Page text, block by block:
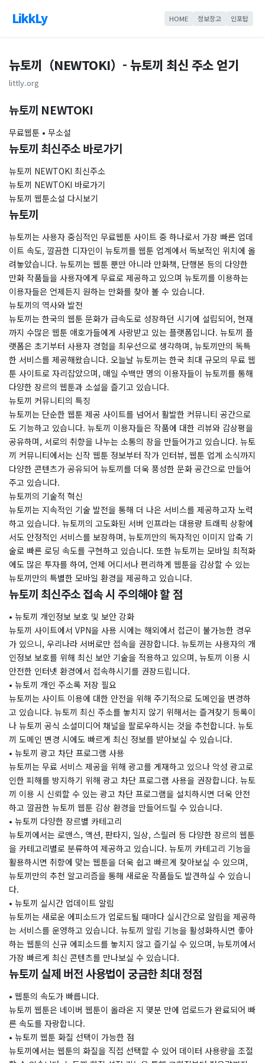
LikkLy HOME 정보창고 인포탑
뉴토끼（NEWTOKI）- 뉴토끼 최신 주소 얻기
littly.org
뉴토끼 NEWTOKI
무료웹툰 • 무소설
뉴토끼 최신주소 바로가기
뉴토끼 NEWTOKI 최신주소
뉴토끼 NEWTOKI 바로가기
뉴토끼 웹툰소설 다시보기
뉴토끼
뉴토끼는 사용자 중심적인 무료웹툰 사이트 중 하나로서 가장 빠른 업데
이트 속도, 깔끔한 디자인이 뉴토끼를 웹툰 업계에서 독보적인 위치에 올
려놓았습니다. 뉴토끼는 웹툰 뿐만 아니라 만화책, 단행본 등의 다양한
만화 작품들을 사용자에게 무료로 제공하고 있으며 뉴토끼를 이용하는
이용자들은 언제든지 원하는 만화를 찾아 볼 수 있습니다.
뉴토끼의 역사와 발전
뉴토끼는 한국의 웹툰 문화가 급속도로 성장하던 시기에 설립되어, 현재
까지 수많은 웹툰 애호가들에게 사랑받고 있는 플랫폼입니다. 뉴토끼 플
랫폼은 초기부터 사용자 경험을 최우선으로 생각하며, 뉴토끼만의 독특
한 서비스를 제공해왔습니다. 오늘날 뉴토끼는 한국 최대 규모의 무료 웹
툰 사이트로 자리잡았으며, 매일 수백만 명의 이용자들이 뉴토끼를 통해
다양한 장르의 웹툰과 소설을 즐기고 있습니다.
뉴토끼 커뮤니티의 특징
뉴토끼는 단순한 웹툰 제공 사이트를 넘어서 활발한 커뮤니티 공간으로
도 기능하고 있습니다. 뉴토끼 이용자들은 작품에 대한 리뷰와 감상평을
공유하며, 서로의 취향을 나누는 소통의 장을 만들어가고 있습니다. 뉴토
끼 커뮤니티에서는 신작 웹툰 정보부터 작가 인터뷰, 웹툰 업계 소식까지
다양한 콘텐츠가 공유되어 뉴토끼를 더욱 풍성한 문화 공간으로 만들어
주고 있습니다.
뉴토끼의 기술적 혁신
뉴토끼는 지속적인 기술 발전을 통해 더 나은 서비스를 제공하고자 노력
하고 있습니다. 뉴토끼의 고도화된 서버 인프라는 대용량 트래픽 상황에
서도 안정적인 서비스를 보장하며, 뉴토끼만의 독자적인 이미지 압축 기
술로 빠른 로딩 속도를 구현하고 있습니다. 또한 뉴토끼는 모바일 최적화
에도 많은 투자를 하여, 언제 어디서나 편리하게 웹툰을 감상할 수 있는
뉴토끼만의 특별한 모바일 환경을 제공하고 있습니다.
뉴토끼 최신주소 접속 시 주의해야 할 점
• 뉴토끼 개인정보 보호 및 보안 강화
뉴토끼 사이트에서 VPN을 사용 시에는 해외에서 접근이 불가능한 경우
가 있으니, 우리나라 서버로만 접속을 권장합니다. 뉴토끼는 사용자의 개
인정보 보호를 위해 최신 보안 기술을 적용하고 있으며, 뉴토끼 이용 시
안전한 인터넷 환경에서 접속하시기를 권장드립니다.
• 뉴토끼 개인 주소록 저장 필요
뉴토끼는 사이트 이용에 대한 안전을 위해 주기적으로 도메인을 변경하
고 있습니다. 뉴토끼 최신 주소를 놓치지 않기 위해서는 즐겨찾기 등록이
나 뉴토끼 공식 소셜미디어 채널을 팔로우하시는 것을 추천합니다. 뉴토
끼 도메인 변경 시에도 빠르게 최신 정보를 받아보실 수 있습니다.
• 뉴토끼 광고 차단 프로그램 사용
뉴토끼는 무료 서비스 제공을 위해 광고를 게재하고 있으나 악성 광고로
인한 피해를 방지하기 위해 광고 차단 프로그램 사용을 권장합니다. 뉴토
끼 이용 시 신뢰할 수 있는 광고 차단 프로그램을 설치하시면 더욱 안전
하고 깔끔한 뉴토끼 웹툰 감상 환경을 만들어드릴 수 있습니다.
• 뉴토끼 다양한 장르별 카테고리
뉴토끼에서는 로맨스, 액션, 판타지, 일상, 스릴러 등 다양한 장르의 웹툰
을 카테고리별로 분류하여 제공하고 있습니다. 뉴토끼 카테고리 기능을
활용하시면 취향에 맞는 웹툰을 더욱 쉽고 빠르게 찾아보실 수 있으며,
뉴토끼만의 추천 알고리즘을 통해 새로운 작품들도 발견하실 수 있습니
다.
• 뉴토끼 실시간 업데이트 알림
뉴토끼는 새로운 에피소드가 업로드될 때마다 실시간으로 알림을 제공하
는 서비스를 운영하고 있습니다. 뉴토끼 알림 기능을 활성화하시면 좋아
하는 웹툰의 신규 에피소드를 놓치지 않고 즐기실 수 있으며, 뉴토끼에서
가장 빠르게 최신 콘텐츠를 만나보실 수 있습니다.
뉴토끼 실제 버전 사용법이 궁금한 최대 정점
• 웹툰의 속도가 빠릅니다.
뉴토끼 웹툰은 네이버 웹툰이 올라온 지 몇분 만에 업로드가 완료되어 빠
른 속도를 자랑합니다.
• 뉴토끼 웹툰 화질 선택이 가능한 점
뉴토끼에서는 웹툰의 화질을 직접 선택할 수 있어 데이터 사용량을 조절